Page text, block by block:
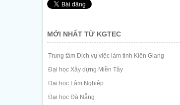
MỚI NHẤT TỪ KGTEC
Trung tâm Dịch vụ việc làm tỉnh Kiên Giang
Đại học Xây dựng Miền Tây
Đại học Lâm Nghiệp
Đại học Đà Nẵng